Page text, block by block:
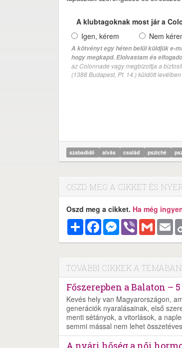
A klubtagoknak most jár a
Igen, kérem
Nem
A kötvényt egy héten belül küldjük e-
hogy megkapd. Elolvastam és
az Colonnade vagy megbízottja a
(1388 Budapest, Pf. 14.) küldött
szabadidő alvás család psziché
OSZD MEG A CIKKET ÉS
Oszd meg a cikket. Ha még
MegosztásFacebookMessenger
Viber Gmail
TOVÁBBI CIKKEK A TÉMÁBAN
Főszerepben a Balaton –
Kevés hely van Magyarországon,
generációk nyaralásainak, első
menti sétányok, a vitorlások, a
semmi mással nem lehet
A nyári hőség a női